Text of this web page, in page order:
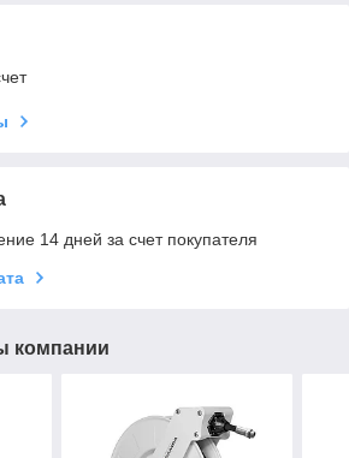
14 дней за счет покупателя
компании